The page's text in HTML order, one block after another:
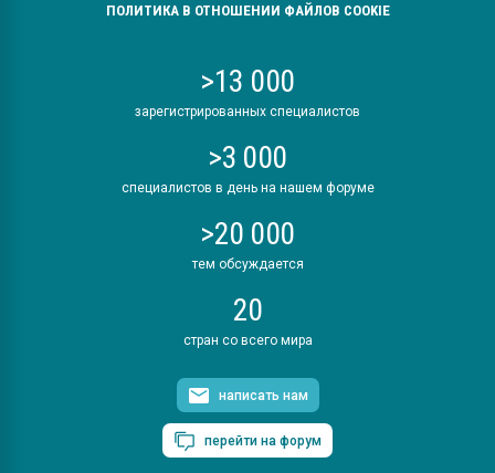
ПОЛИТИКА В ОТНОШЕНИИ ФАЙЛОВ COOKIE
>13 000
зарегистрированных специалистов
>3 000
специалистов в день на нашем форуме
>20 000
тем обсуждается
20
стран со всего мира
написать нам
перейти на форум